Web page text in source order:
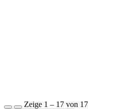
Zeige 1 – 17 von 17